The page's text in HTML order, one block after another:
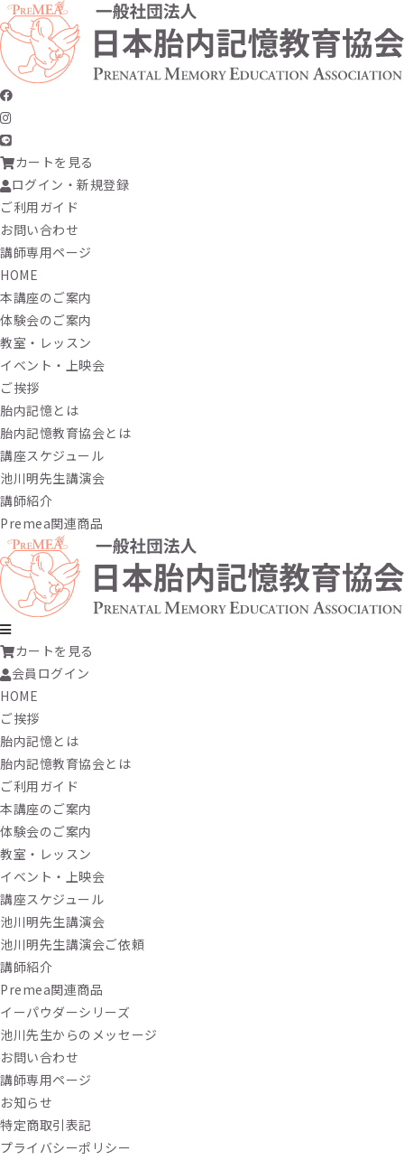
カートを見る
ログイン・新規登録
ご利用ガイド
お問い合わせ
講師専用ページ
HOME
本講座のご案内
体験会のご案内
教室・レッスン
イベント・上映会
ご挨拶
胎内記憶とは
胎内記憶教育協会とは
講座スケジュール
池川明先生講演会
講師紹介
Premea関連商品
カートを見る
会員ログイン
HOME
ご挨拶
胎内記憶とは
胎内記憶教育協会とは
ご利用ガイド
本講座のご案内
体験会のご案内
教室・レッスン
イベント・上映会
講座スケジュール
池川明先生講演会
池川明先生講演会ご依頼
講師紹介
Premea関連商品
イーパウダーシリーズ
池川先生からのメッセージ
お問い合わせ
講師専用ページ
お知らせ
特定商取引表記
プライバシーポリシー